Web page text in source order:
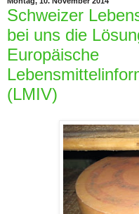
Schweizer
bei uns die
Europäische
(LMIV)